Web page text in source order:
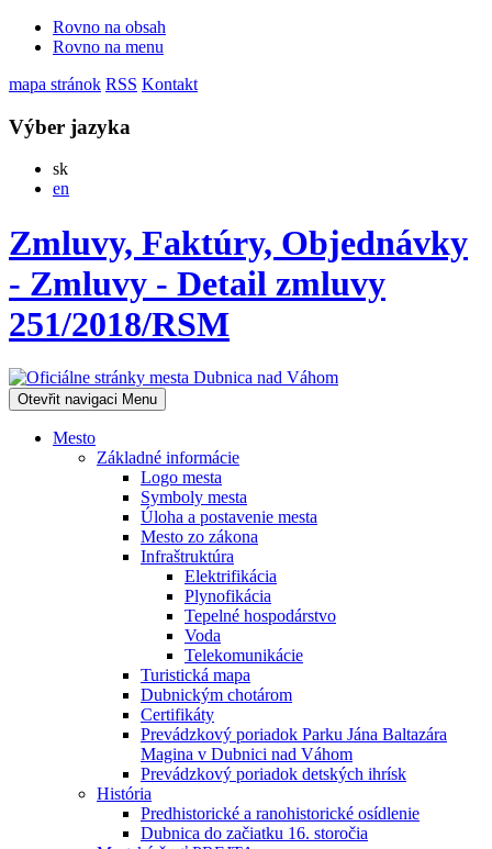
Rovno na obsah
Rovno na menu
mapa stránok RSS Kontakt
Výber jazyka
skSlovensky
en
Zmluvy, Faktúry, Objednávky
- Zmluvy - Detail zmluvy
251/2018/RSM
Otevřit navigaci Menu
Mesto
Základné informácie
Logo mesta
Symboly mesta
Úloha a postavenie mesta
Mesto zo zákona
Infraštruktúra
Elektrifikácia
Plynofikácia
Tepelné hospodárstvo
Voda
Telekomunikácie
Turistická mapa
Dubnickým chotárom
Certifikáty
Prevádzkový poriadok Parku Jána Baltazára
Magina v Dubnici nad Váhom
Prevádzkový poriadok detských ihrísk
História
Predhistorické a ranohistorické osídlenie
Dubnica do začiatku 16. storočia